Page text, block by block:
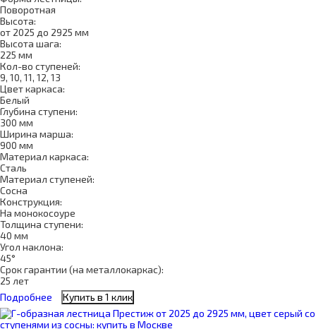
Поворотная
Высота:
от 2025 до 2925 мм
Высота шага:
225 мм
Кол-во ступеней:
9, 10, 11, 12, 13
Цвет каркаса:
Белый
Глубина ступени:
300 мм
Ширина марша:
900 мм
Материал каркаса:
Сталь
Материал ступеней:
Сосна
Конструкция:
На монокосоуре
Толщина ступени:
40 мм
Угол наклона:
45°
Срок гарантии (на металлокаркас):
25 лет
Подробнее
Купить в 1 клик